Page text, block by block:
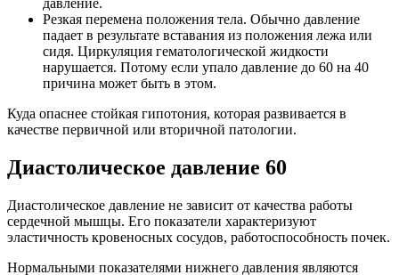
давление.
Резкая перемена положения тела. Обычно давление
падает в результате вставания из положения лежа или
сидя. Циркуляция гематологической жидкости
нарушается. Потому если упало давление до 60 на 40
причина может быть в этом.
Куда опаснее стойкая гипотония, которая развивается в
качестве первичной или вторичной патологии.
Диастолическое давление 60
Диастолическое давление не зависит от качества работы
сердечной мышцы. Его показатели характеризуют
эластичность кровеносных сосудов, работоспособность почек.
Нормальными показателями нижнего давления являются